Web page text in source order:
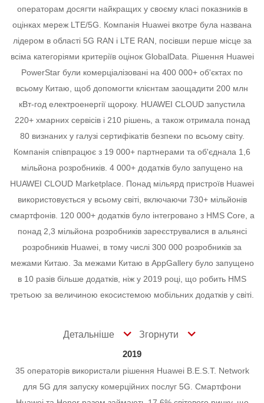
операторам досягти найкращих у своєму класі показників в
оцінках мереж LTE/5G. Компанія Huawei вкотре була названа
лідером в області 5G RAN і LTE RAN, посівши перше місце за
всіма категоріями критеріїв оцінок GlobalData.
Рішення Huawei
PowerStar були комерціалізовані на 400 000+ об'єктах по
всьому Китаю, щоб допомогти клієнтам заощадити 200 млн
кВт-год електроенергії щороку. HUAWEI CLOUD запустила
220+ хмарних сервісів і 210 рішень, а також отримала понад
80 визнаних у галузі сертифікатів безпеки по всьому світу.
Компанія співпрацює з 19 000+ партнерами та об'єднала 1,6
мільйона розробників. 4 000+ додатків було запущено на
HUAWEI CLOUD Marketplace.
Понад мільярд пристроїв Huawei
використовується у всьому світі, включаючи 730+ мільйонів
смартфонів. 120 000+ додатків було інтегровано з HMS Core, а
понад 2,3 мільйона розробників зареєструвалися в альянсі
розробників Huawei, в тому числі 300 000 розробників за
межами Китаю. За межами Китаю в AppGallery було запущено
в 10 разів більше додатків, ніж у 2019 році, що робить HMS
третьою за величиною екосистемою мобільних додатків у світі.
Детальніше
Згорнути
2019
35 операторів використали рішення Huawei B.E.S.T. Network
для 5G для запуску комерційних послуг 5G. Смартфони